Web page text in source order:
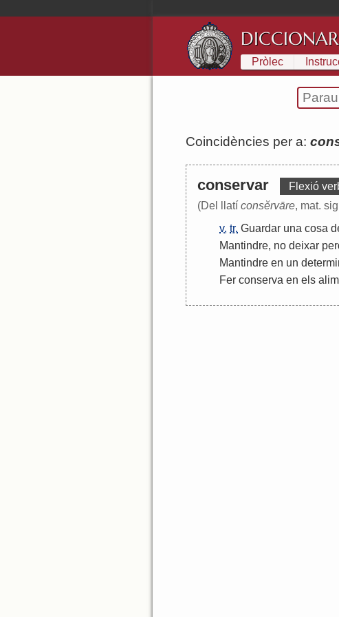
Pròlec
Coincidències per a:
conservar
Flexió
(Del llatí consĕrvāre, mat.
v. tr. Guardar una cosa
Mantindre, no deixar
Mantindre en un
Fer conserva en els